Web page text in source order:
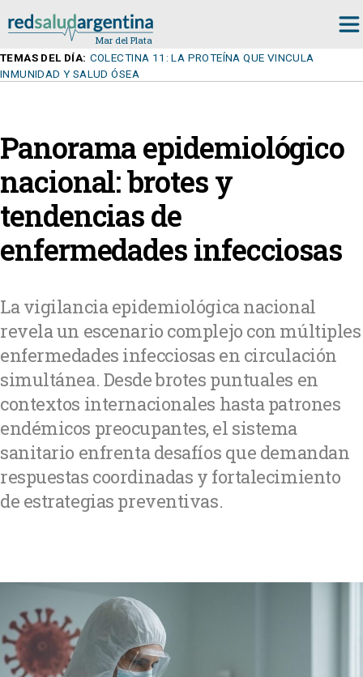
TEMAS DEL DÍA: COLECTINA 11: LA PROTEÍNA QUE VINCULA
INMUNIDAD Y SALUD ÓSEA
Panorama epidemiológico
nacional: brotes y
tendencias de
enfermedades infecciosas
La vigilancia epidemiológica nacional
revela un escenario complejo con múltiples
enfermedades infecciosas en circulación
simultánea. Desde brotes puntuales en
contextos internacionales hasta patrones
endémicos preocupantes, el sistema
sanitario enfrenta desafíos que demandan
respuestas coordinadas y fortalecimiento
de estrategias preventivas.